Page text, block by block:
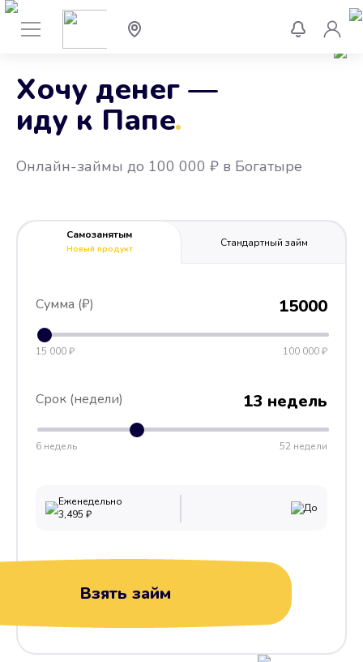
Хочу денег —
иду к Папе
.
Онлайн-займы до 100 000 ₽ в Богатыре
Самозанятым
Новый продукт
Стандартный займ
Сумма (₽) 15000
15 000 ₽ 100 000 ₽
Срок (недели) 13 недель
6 недель 52 недели
Еженедельно
3,495 ₽ До
Взять займ